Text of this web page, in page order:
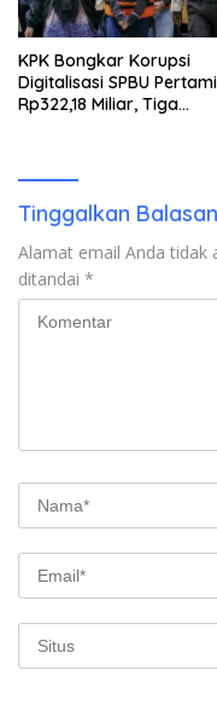
KPK Bongkar Korupsi
Digitalisasi SPBU
Rp322,18 Miliar, Tiga
Tinggalkan Balasan
Alamat email Anda tidak
ditandai *